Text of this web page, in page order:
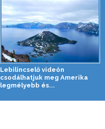
Lebilincselő videón
csodálhatjuk meg Amerika
legmélyebb és...